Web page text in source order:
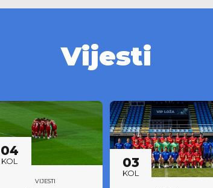
Vijesti
04
KOL
VIJESTI
03
KOL